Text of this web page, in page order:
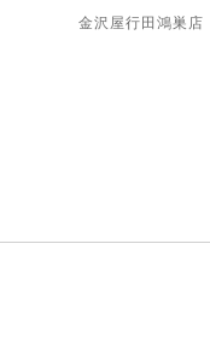
金沢屋行田鴻巣店